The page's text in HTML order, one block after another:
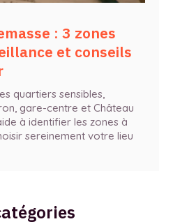
: 3 zones
et conseils
quartiers sensibles,
gare-centre et Château
à identifier les zones à
sereinement votre lieu